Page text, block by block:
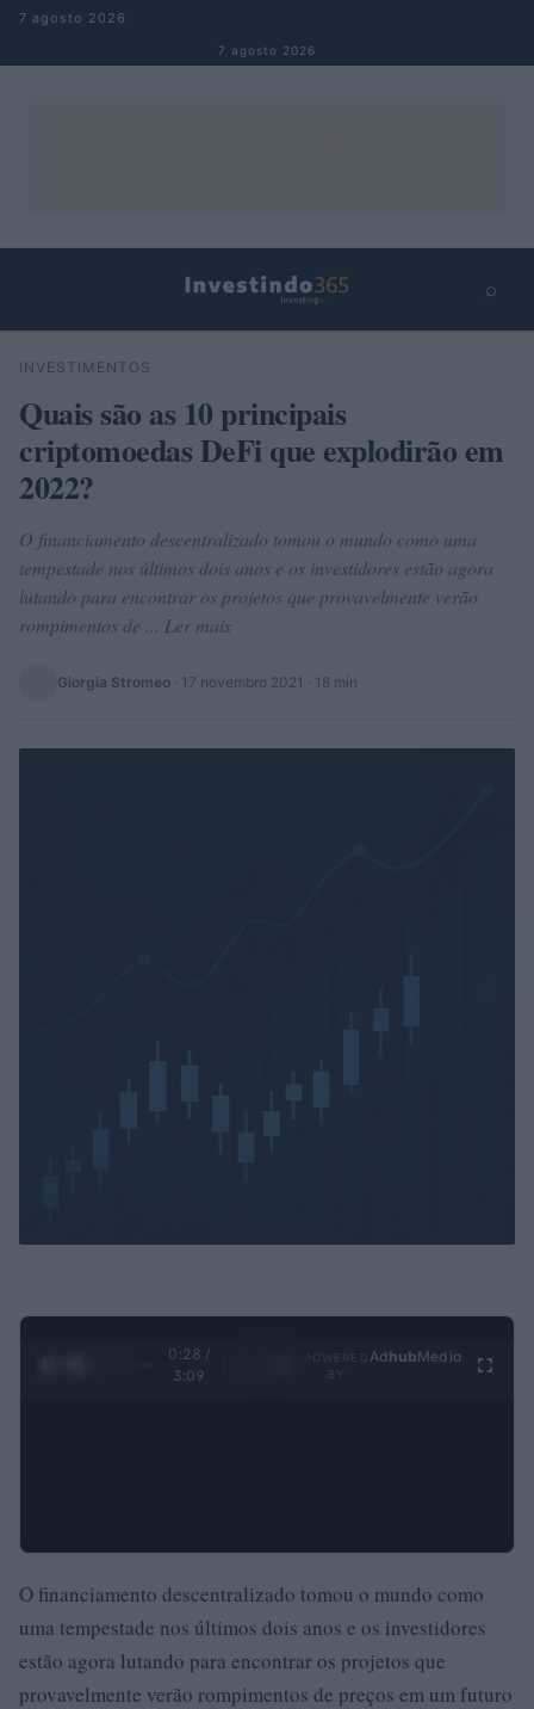
Pular para o conteúdo
7 agosto 2026
7 agosto 2026
⌕
Buscar
INVESTIMENTOS
Quais são as 10 principais
criptomoedas DeFi que explodirão em
2022?
O financiamento descentralizado tomou o mundo como uma
tempestade nos últimos dois anos e os investidores estão agora
lutando para encontrar os projetos que provavelmente verão
rompimentos de ... Ler mais
Giorgia Stromeo · 17 novembro 2021 · 18 min
0:30 /
3:09
Ad hubMedia
O financiamento descentralizado tomou o mundo como
uma tempestade nos últimos dois anos e os investidores
estão agora lutando para encontrar os projetos que
provavelmente verão rompimentos de preços em um futuro